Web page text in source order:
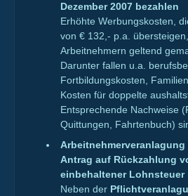
Dezember 2007 bezahlen
Erhöhte Werbungskosten,
von € 132,- p.a.
Arbeitnehmern geltend
Darunter fallen u.a.
Fortbildungskosten,
Kosten für doppelte
Entsprechende Nachweise
Quittungen, Fahrtenbuch)
Arbeitnehmerveranlagung
Antrag auf Rückzahlung
einbehaltener Lohnsteuer
Neben der